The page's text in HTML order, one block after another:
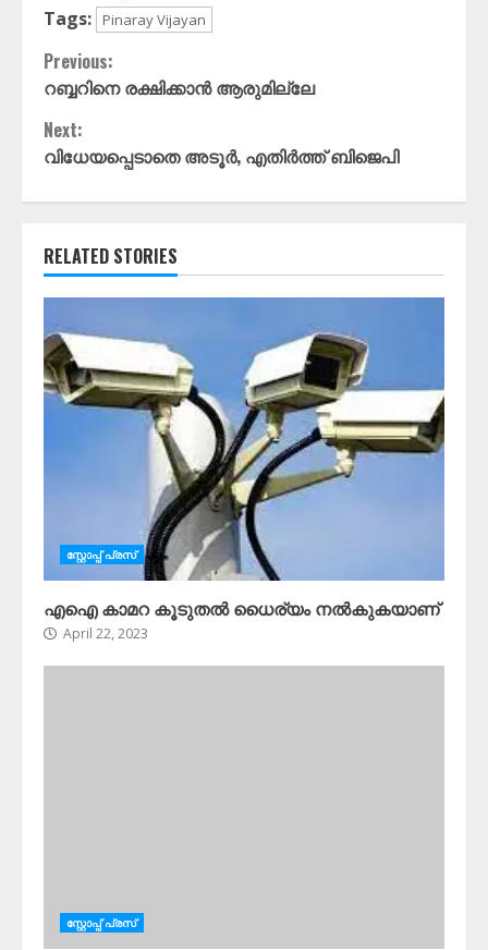
Tags:
Pinaray Vijayan
Continue
Reading
Previous:
റബ്ബറിനെ രക്ഷിക്കാൻ ആരുമില്ലേ
Next:
വിധേയപ്പെടാതെ അടൂർ, എതിർത്ത് ബിജെപി
RELATED STORIES
സ്റ്റോപ്പ്‌ പ്രസ്‌
എഐ കാമറ കൂടുതൽ ധൈര്യം നൽകുകയാണ്
April 22, 2023
സ്റ്റോപ്പ്‌ പ്രസ്‌